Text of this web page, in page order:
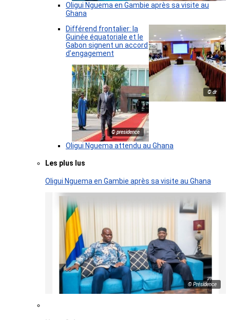
Oligui Nguema en Gambie après sa visite au
Ghana
© dr
Différend frontalier: la
Guinée équatoriale et le
Gabon signent un accord
d’engagement
© presidence
Oligui Nguema attendu au Ghana
Les plus lus
Oligui Nguema en Gambie après sa visite au Ghana
© Présidence